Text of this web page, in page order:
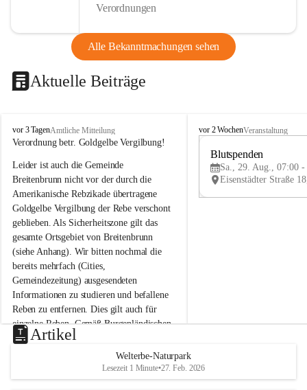
Verordnungen
Alle Bekanntmachungen sehen
Aktuelle Beiträge
B
r
i
t
e
n
b
r
u
n
n
a
m
N
e
u
s
d
vor 3 TagenAmtliche Mitteilung
Verordnung betr. Goldgelbe Vergilbung!
Leider ist auch die Gemeinde
Breitenbrunn nicht vor der durch die
Amerikanische Rebzikade übertragene
Goldgelbe Vergilbung der Rebe verschont
geblieben. Als Sicherheitszone gilt das
gesamte Ortsgebiet von Breitenbrunn
(siehe Anhang). Wir bitten nochmal die
bereits mehrfach (Cities,
Gemeindezeitung) ausgesendeten
Informationen zu studieren und befallene
Reben zu entfernen. Dies gilt auch für
einzelne Reben. Gemäß Burgenländischen
Weinbaugesetz sind nicht gepflegte oder
unzulässige Weingärten zu roden! Bitte
helfen wir zusammen um unsere Winzer
vor den prognostizierten Ernteausfällen
B
e
u
e
d
vor 2 WochenVeranstaltung
Blutspenden
Sa., 29. Aug., 07:00 -
Artikel
Welterbe-Naturpark
Lesezeit 1 Minute•27. Feb. 2026